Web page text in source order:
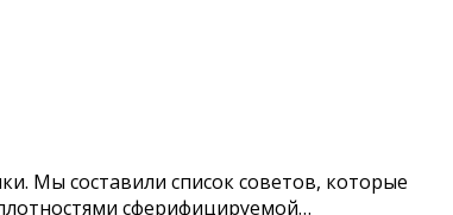
Мы составили список советов, которые
сферифицируемой…